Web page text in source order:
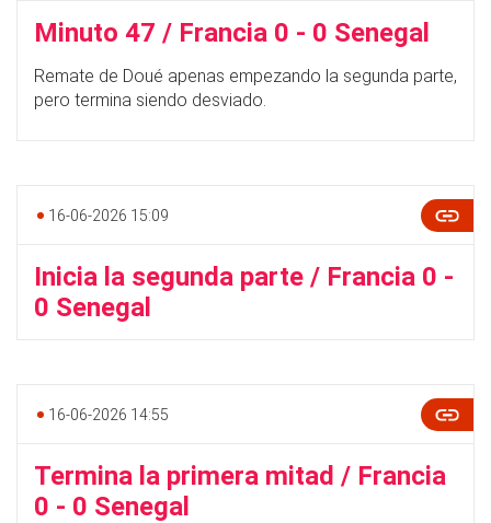
Minuto 47 / Francia 0 - 0 Senegal
Remate de Doué apenas empezando la segunda parte,
pero termina siendo desviado.
16-06-2026 15:09
Inicia la segunda parte / Francia 0 -
0 Senegal
16-06-2026 14:55
Termina la primera mitad / Francia
0 - 0 Senegal